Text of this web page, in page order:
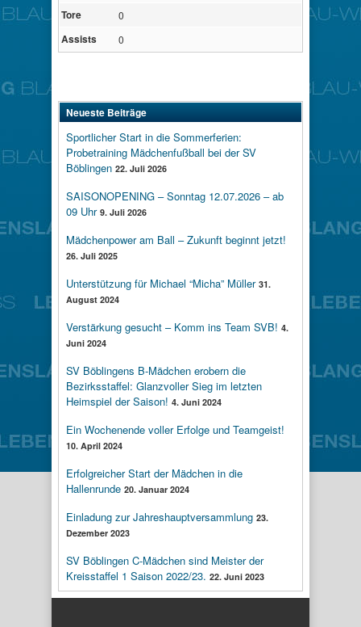
Tore 0
Assists 0
Neueste Beiträge
Sportlicher Start in die Sommerferien:
Probetraining Mädchenfußball bei der SV
Böblingen 22. Juli 2026
SAISONOPENING – Sonntag 12.07.2026 – ab
09 Uhr 9. Juli 2026
Mädchenpower am Ball – Zukunft beginnt jetzt!
26. Juli 2025
Unterstützung für Michael “Micha” Müller 31.
August 2024
Verstärkung gesucht – Komm ins Team SVB! 4.
Juni 2024
SV Böblingens B-Mädchen erobern die
Bezirksstaffel: Glanzvoller Sieg im letzten
Heimspiel der Saison! 4. Juni 2024
Ein Wochenende voller Erfolge und Teamgeist!
10. April 2024
Erfolgreicher Start der Mädchen in die
Hallenrunde 20. Januar 2024
Einladung zur Jahreshauptversammlung 23.
Dezember 2023
SV Böblingen C-Mädchen sind Meister der
Kreisstaffel 1 Saison 2022/23. 22. Juni 2023